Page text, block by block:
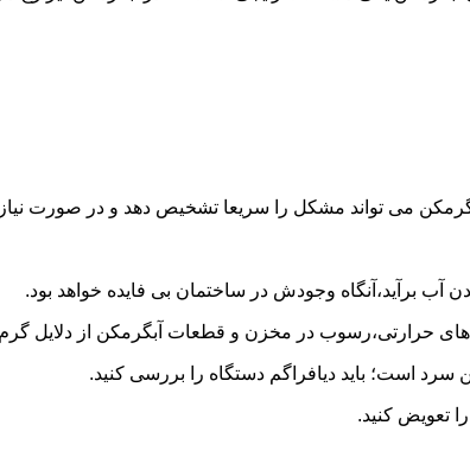
می تواند مشکل را سریعا تشخیص دهد و در صورت نیاز
آب برآید،آنگاه وجودش در ساختمان بی فایده خواهد بود.
حرارتی،رسوب در مخزن و قطعات آبگرمکن از دلایل
است؛ باید دیافراگم دستگاه را بررسی کنید.
تعویض کنید.